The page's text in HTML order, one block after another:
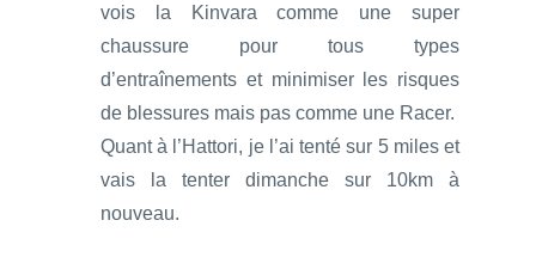
vois la Kinvara comme une super
chaussure pour tous types
d’entraînements et minimiser les risques
de blessures mais pas comme une Racer.
Quant à l’Hattori, je l’ai tenté sur 5 miles et
vais la tenter dimanche sur 10km à
nouveau.